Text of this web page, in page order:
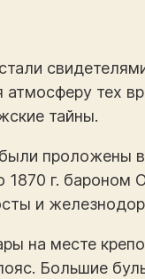
атмосферу тех
тайны.
проложены
1870 г.
и
на месте
Большие